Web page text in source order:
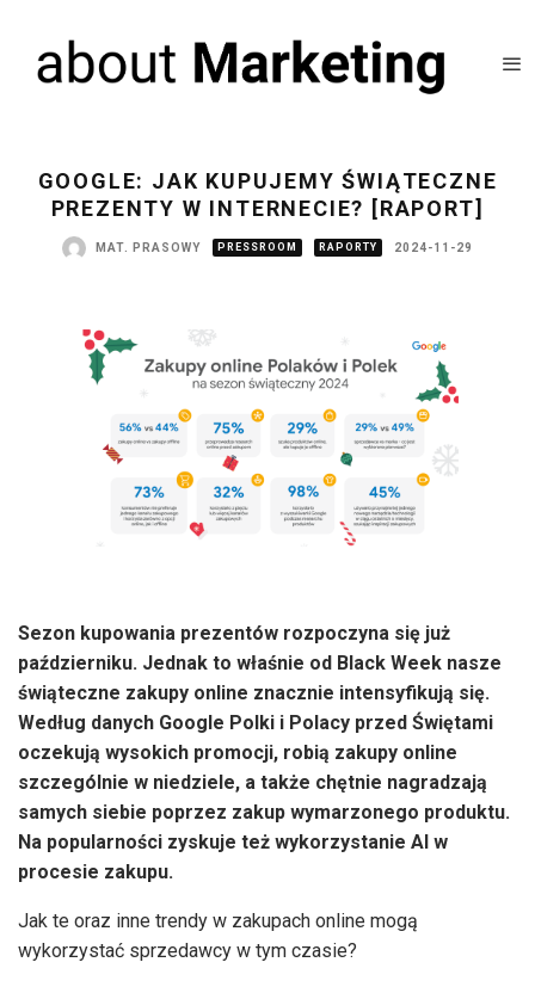
GOOGLE: JAK KUPUJEMY ŚWIĄTECZNE
PREZENTY W INTERNECIE? [RAPORT]
MAT. PRASOWY PRESSROOM RAPORTY 2024-11-29
Sezon kupowania prezentów rozpoczyna się już
październiku. Jednak to właśnie od Black Week nasze
świąteczne zakupy online znacznie intensyfikują się.
Według danych Google Polki i Polacy przed Świętami
oczekują wysokich promocji, robią zakupy online
szczególnie w niedziele, a także chętnie nagradzają
samych siebie poprzez zakup wymarzonego produktu.
Na popularności zyskuje też wykorzystanie AI w
procesie zakupu.
Jak te oraz inne trendy w zakupach online mogą
wykorzystać sprzedawcy w tym czasie?